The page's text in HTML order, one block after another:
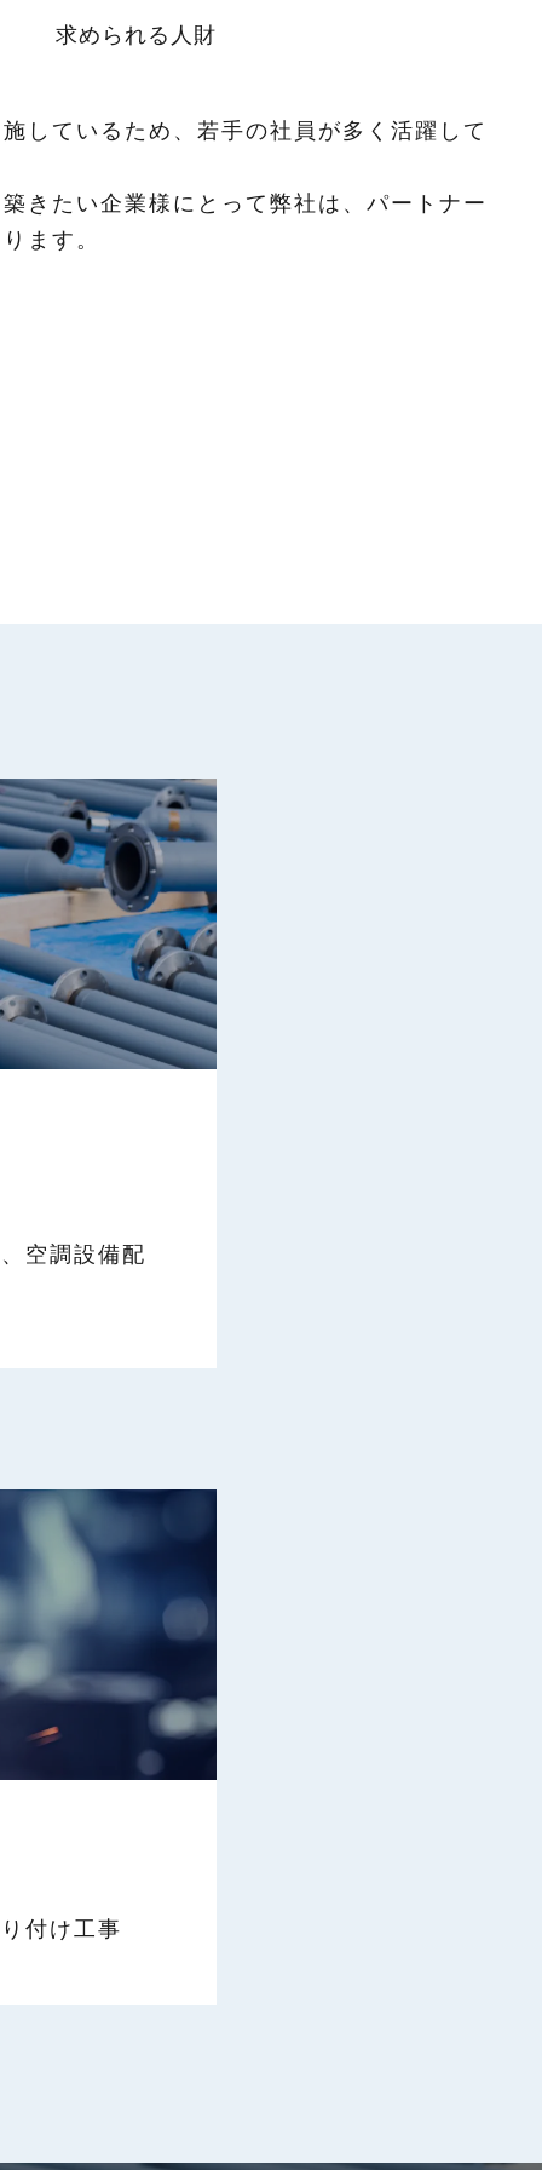
求められる人財
しているため、若手の社員が多く活躍して
きたい企業様にとって弊社は、パートナー
ます。
空調設備配
付け工事